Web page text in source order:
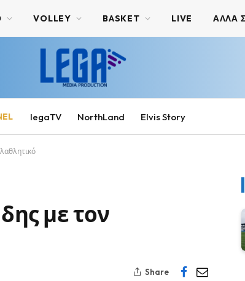
VOLLEY BASKET LIVE ΑΛΛΑ
legaTV NorthLand Elvis Story
με τον
Share